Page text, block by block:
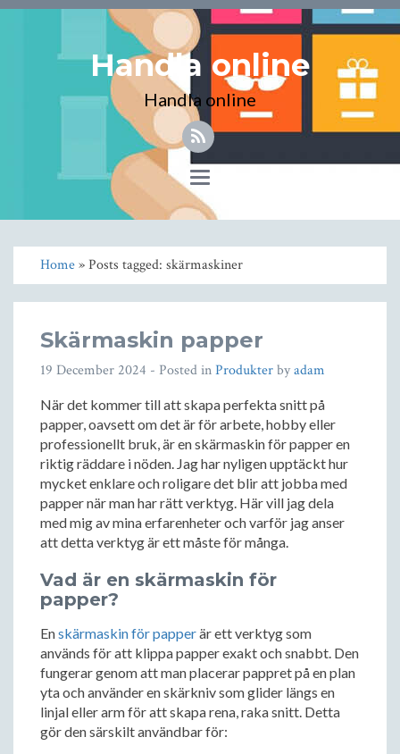
Handla online
Handla online
Toggle
navigation
Home» Posts tagged: skärmaskiner
Skärmaskin papper
19 December 2024 - Posted inProdukterbyadam
När det kommer till att skapa perfekta snitt på
papper, oavsett om det är för arbete, hobby eller
professionellt bruk, är en skärmaskin för papper en
riktig räddare i nöden. Jag har nyligen upptäckt hur
mycket enklare och roligare det blir att jobba med
papper när man har rätt verktyg. Här vill jag dela
med mig av mina erfarenheter och varför jag anser
att detta verktyg är ett måste för många.
Vad är en skärmaskin för
papper?
Enskärmaskin för papperär ett verktyg som
används för att klippa papper exakt och snabbt. Den
fungerar genom att man placerar pappret på en plan
yta och använder en skärkniv som glider längs en
linjal eller arm för att skapa rena, raka snitt. Detta
gör den särskilt användbar för: